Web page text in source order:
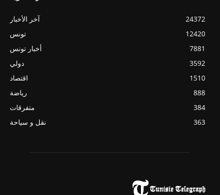
آخر الأخبار
24372
تونس
12420
أخبار تونس
7881
دولي
3592
اقتصاد
1510
رياضة
888
متفرقات
384
نقل و سياحة
363